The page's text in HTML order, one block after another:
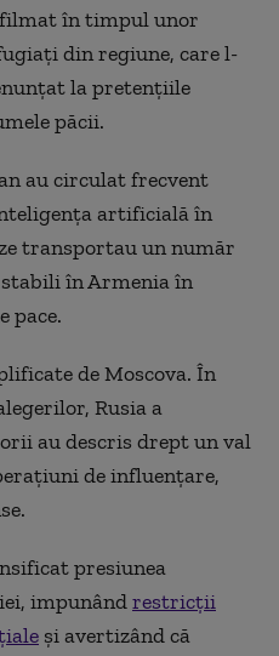
în timpul unor
din regiune, care l-
la pretențiile
păcii.
au circulat frecvent
artificială în
transportau un număr
în Armenia în
pace.
de Moscova. În
Rusia a
au descris drept un val
de influențare,
presiunea
impunândrestricții
și avertizând că